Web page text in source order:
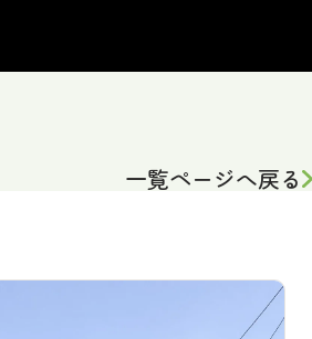
一覧ページへ戻る